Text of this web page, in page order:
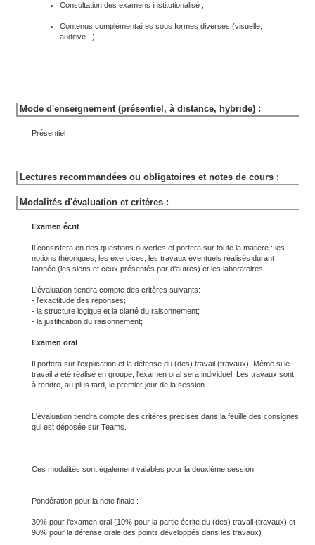
Consultation des examens institutionalisé ;
Contenus complémentaires sous formes diverses (visuelle,
auditive...)
Mode d'enseignement (présentiel, à distance, hybride) :
Présentiel
Lectures recommandées ou obligatoires et notes de cours :
Modalités d'évaluation et critères :
Examen écrit
Il consistera en des questions ouvertes et portera sur toute la matière : les
notions théoriques, les exercices, les travaux éventuels réalisés durant
l'année (les siens et ceux présentés par d'autres) et les laboratoires.
L'évaluation tiendra compte des critères suivants:
- l'exactitude des réponses;
- la structure logique et la clarté du raisonnement;
- la justification du raisonnement;
Examen oral
Il portera sur l'explication et la défense du (des) travail (travaux). Même si le
travail a été réalisé en groupe, l'examen oral sera individuel. Les travaux sont
à rendre, au plus tard, le premier jour de la session.
L'évaluation tiendra compte des critères précisés dans la feuille des consignes
qui est déposée sur Teams.
Ces modalités sont également valables pour la deuxième session.
Pondération pour la note finale :
30% pour l'examen oral (10% pour la partie écrite du (des) travail (travaux) et
90% pour la défense orale des points développés dans les travaux)